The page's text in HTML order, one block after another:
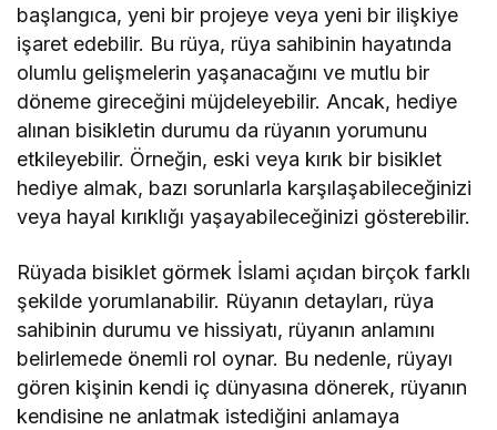
başlangıca, yeni bir projeye veya yeni bir ilişkiye
işaret edebilir. Bu rüya, rüya sahibinin hayatında
olumlu gelişmelerin yaşanacağını ve mutlu bir
döneme gireceğini müjdeleyebilir. Ancak, hediye
alınan bisikletin durumu da rüyanın yorumunu
etkileyebilir. Örneğin, eski veya kırık bir bisiklet
hediye almak, bazı sorunlarla karşılaşabileceğinizi
veya hayal kırıklığı yaşayabileceğinizi gösterebilir.
Rüyada bisiklet görmek İslami açıdan birçok farklı
şekilde yorumlanabilir. Rüyanın detayları, rüya
sahibinin durumu ve hissiyatı, rüyanın anlamını
belirlemede önemli rol oynar. Bu nedenle, rüyayı
gören kişinin kendi iç dünyasına dönerek, rüyanın
kendisine ne anlatmak istediğini anlamaya